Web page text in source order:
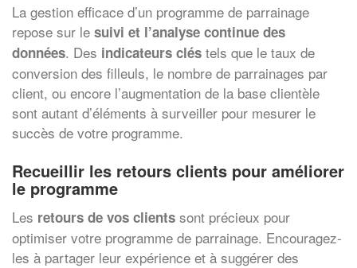
La gestion efficace d’un programme de parrainage
repose sur le suivi et l’analyse continue des
données. Des indicateurs clés tels que le taux de
conversion des filleuls, le nombre de parrainages par
client, ou encore l’augmentation de la base clientèle
sont autant d’éléments à surveiller pour mesurer le
succès de votre programme.
Recueillir les retours clients pour améliorer
le programme
Les retours de vos clients sont précieux pour
optimiser votre programme de parrainage. Encouragez-
les à partager leur expérience et à suggérer des